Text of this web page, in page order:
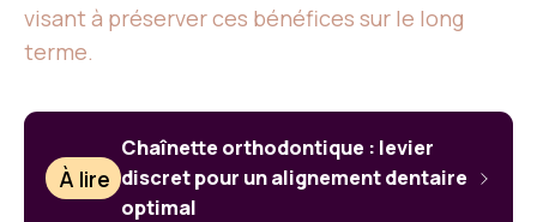
visant à préserver ces bénéfices sur le long
terme.
À lire
Chaînette orthodontique : levier
discret pour un alignement dentaire
optimal